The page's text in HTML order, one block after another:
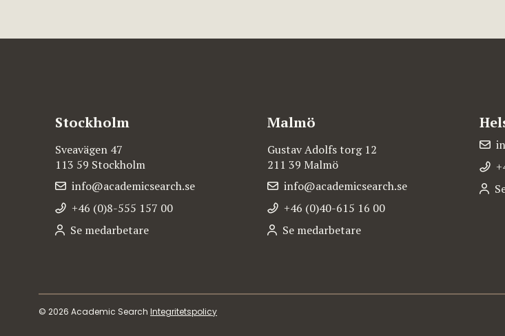
Stockholm
Sveavägen 47
113 59 Stockholm
info@academicsearch.se
+46 (0)8-555 157 00
Se medarbetare
Malmö
Gustav Adolfs torg 12
211 39 Malmö
info@academicsearch.se
+46 (0)40-615 16 00
Se medarbetare
© 2026 Academic Search Integritetspolicy